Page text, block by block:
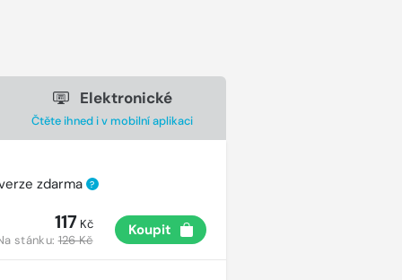
Elektronické
Čtěte ihned i v mobilní aplikaci
zdarma ?
117 Kč
stánku:126 Kč
Koupit